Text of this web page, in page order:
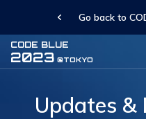
Go back to
CODE BLUE
2023 @TOKYO
Updates &